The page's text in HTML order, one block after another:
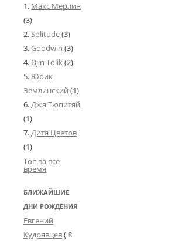
Макс Мерлин
(3)
Solitude(3)
Goodwin (3)
Djin Tolik(2)
Юрик
Землинский (1)
Джа Тюпитяй
(1)
Дитя Цветов
(1)
Топ за всё
время
БЛИЖАЙШИЕ
ДНИ РОЖДЕНИЯ
Евгений
Кудрявцев( 8